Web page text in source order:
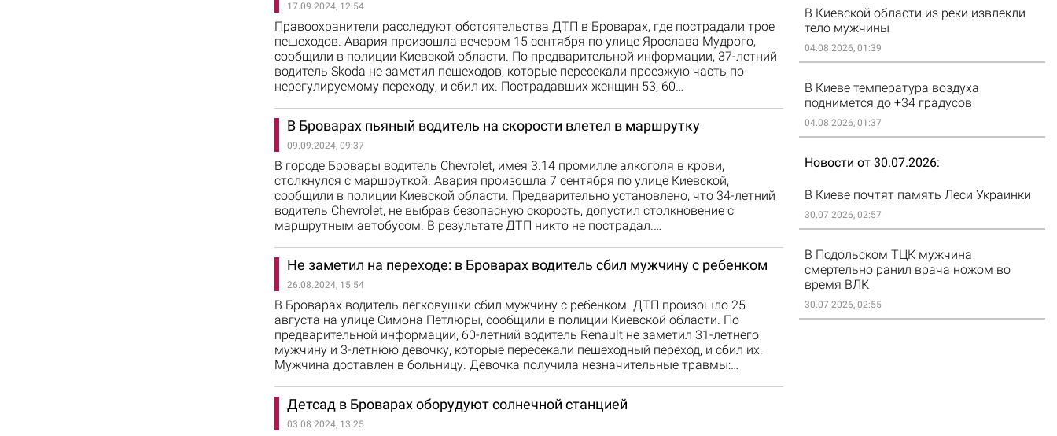
17.09.2024, 12:54
Правоохранители расследуют обстоятельства ДТП в Броварах, где пострадали трое
пешеходов. Авария произошла вечером 15 сентября по улице Ярослава Мудрого,
сообщили в полиции Киевской области. По предварительной информации, 37-летний
водитель Skoda не заметил пешеходов, которые пересекали проезжую часть по
нерегулируемому переходу, и сбил их. Пострадавших женщин 53, 60…
В Броварах пьяный водитель на скорости влетел в маршрутку
09.09.2024, 09:37
В городе Бровары водитель Chevrolet, имея 3.14 промилле алкоголя в крови,
столкнулся с маршруткой. Авария произошла 7 сентября по улице Киевской,
сообщили в полиции Киевской области. Предварительно установлено, что 34-летний
водитель Chevrolet, не выбрав безопасную скорость, допустил столкновение с
маршрутным автобусом. В результате ДТП никто не пострадал.…
Не заметил на переходе: в Броварах водитель сбил мужчину с ребенком
26.08.2024, 15:54
В Броварах водитель легковушки сбил мужчину с ребенком. ДТП произошло 25
августа на улице Симона Петлюры, сообщили в полиции Киевской области. По
предварительной информации, 60-летний водитель Renault не заметил 31-летнего
мужчину и 3-летнюю девочку, которые пересекали пешеходный переход, и сбил их.
Мужчина доставлен в больницу. Девочка получила незначительные травмы:…
Детсад в Броварах оборудуют солнечной станцией
03.08.2024, 13:25
В Киевской области из реки извлекли
тело мужчины
04.08.2026, 01:39
В Киеве температура воздуха
поднимется до +34 градусов
04.08.2026, 01:37
Новости от 30.07.2026
В Киеве почтят память Леси Украинки
30.07.2026, 02:57
В Подольском ТЦК мужчина
смертельно ранил врача ножом во
время ВЛК
30.07.2026, 02:55